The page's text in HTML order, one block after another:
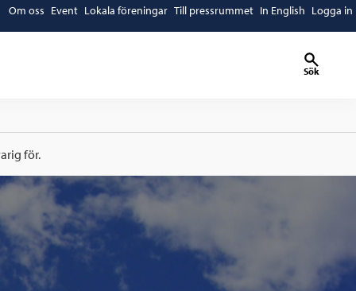
Om oss Event Lokala föreningar Till pressrummet In English Logga in
Sök
för.